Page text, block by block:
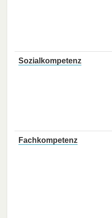
Sozialkompetenz
Fachkompetenz